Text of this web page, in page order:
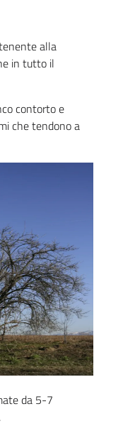
alla
in tutto il
contorto e
che tendono a
da 5-7